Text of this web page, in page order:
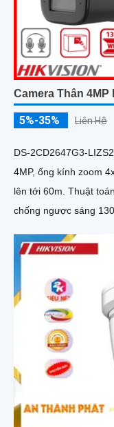
Camera Thân 4MP
5%-35% Liên Hệ
DS-2CD2647G3-
4MP, ống kính zoom
lên tới 60m. Thuật toán AI phân biệt người và phương tiện,
chống ngược sáng